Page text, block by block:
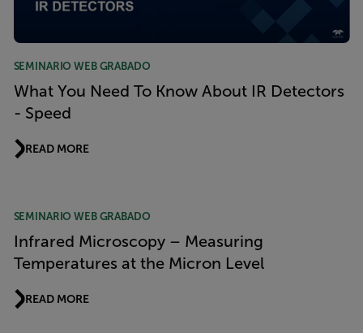
SEMINARIO WEB GRABADO
What You Need To Know About IR Detectors
- Speed
READ MORE
SEMINARIO WEB GRABADO
Infrared Microscopy – Measuring
Temperatures at the Micron Level
READ MORE